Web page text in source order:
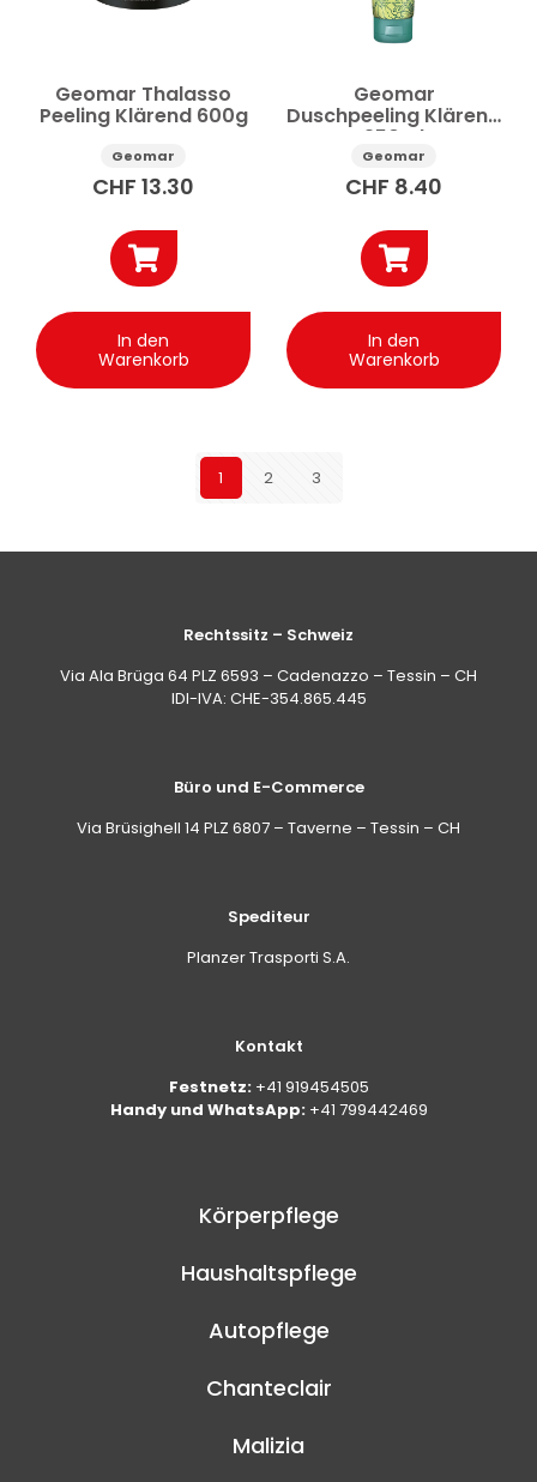
Geomar Thalasso
Peeling Klärend 600g
Geomar
CHF 13.30
In den
Warenkorb
Geomar
Duschpeeling Klärend
250ml
Geomar
CHF 8.40
In den
Warenkorb
1 2 3
Rechtssitz – Schweiz
Via Ala Brüga 64 PLZ 6593 – Cadenazzo – Tessin – CH
IDI-IVA: CHE-354.865.445
Büro und E-Commerce
Via Brüsighell 14 PLZ 6807 – Taverne – Tessin – CH
Spediteur
Planzer Trasporti S.A.
Kontakt
Festnetz: +41 919454505
Handy und WhatsApp: +41 799442469
Körperpflege
Haushaltspflege
Autopflege
Chanteclair
Malizia